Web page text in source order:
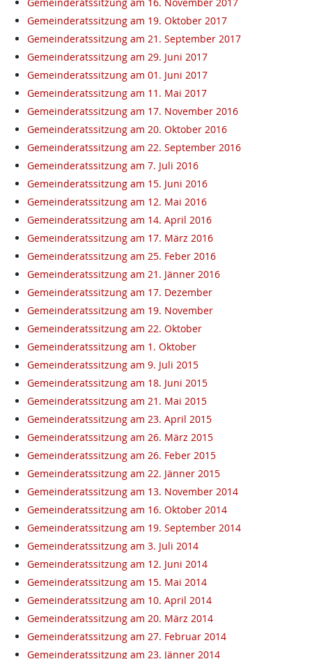
Gemeinderatssitzung am 19. Oktober 2017
Gemeinderatssitzung am 21. September 2017
Gemeinderatssitzung am 29. Juni 2017
Gemeinderatssitzung am 01. Juni 2017
Gemeinderatssitzung am 11. Mai 2017
Gemeinderatssitzung am 17. November 2016
Gemeinderatssitzung am 20. Oktober 2016
Gemeinderatssitzung am 22. September 2016
Gemeinderatssitzung am 7. Juli 2016
Gemeinderatssitzung am 15. Juni 2016
Gemeinderatssitzung am 12. Mai 2016
Gemeinderatssitzung am 14. April 2016
Gemeinderatssitzung am 17. März 2016
Gemeinderatssitzung am 25. Feber 2016
Gemeinderatssitzung am 21. Jänner 2016
Gemeinderatssitzung am 17. Dezember
Gemeinderatssitzung am 19. November
Gemeinderatssitzung am 22. Oktober
Gemeinderatssitzung am 1. Oktober
Gemeinderatssitzung am 9. Juli 2015
Gemeinderatssitzung am 18. Juni 2015
Gemeinderatssitzung am 21. Mai 2015
Gemeinderatssitzung am 23. April 2015
Gemeinderatssitzung am 26. März 2015
Gemeinderatssitzung am 26. Feber 2015
Gemeinderatssitzung am 22. Jänner 2015
Gemeinderatssitzung am 13. November 2014
Gemeinderatssitzung am 16. Oktober 2014
Gemeinderatssitzung am 19. September 2014
Gemeinderatssitzung am 3. Juli 2014
Gemeinderatssitzung am 12. Juni 2014
Gemeinderatssitzung am 15. Mai 2014
Gemeinderatssitzung am 10. April 2014
Gemeinderatssitzung am 20. März 2014
Gemeinderatssitzung am 27. Februar 2014
Gemeinderatssitzung am 23. Jänner 2014